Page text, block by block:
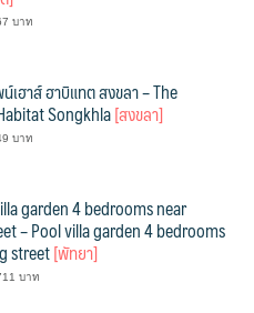
บาท
น์เฮาส์ ฮาบิแทต สงขลา – The
Songkhla[สงขลา]
บาท
garden 4 bedrooms near
– Pool villa garden 4 bedrooms
street[พัทยา]
บาท